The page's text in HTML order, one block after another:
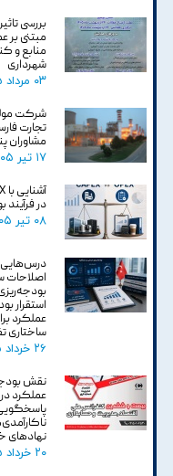
بررسی
مبتنی بر
منابع و
شهرداری
۰۳ مرداد ۰۵
شرکت
تجارت
مشاوران
۱۷ تیر ۰۵
در فرآیند
۰۸ تیر ۰۵
درس‌هایی
اصلاحات
استقرار
عملکرد
ساختاری
۲۶ خرداد ۰۵
نقش
عملکرد در
نهادهای
۲۰ خرداد ۰۵